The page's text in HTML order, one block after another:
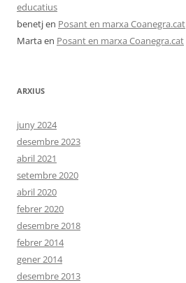
educatius
benetjen Posant en marxa Coanegra.cat
Martaen Posant en marxa Coanegra.cat
ARXIUS
juny 2024
desembre 2023
abril 2021
setembre 2020
abril 2020
febrer 2020
desembre 2018
febrer 2014
gener 2014
desembre 2013